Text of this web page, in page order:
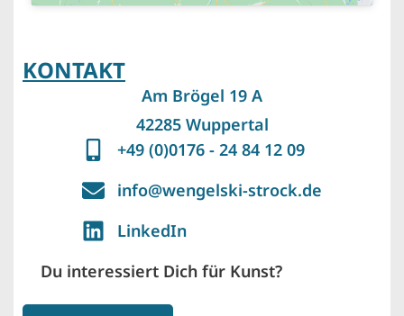
KONTAKT
Am Brögel 19 A
42285 Wuppertal
+49 (0)0176 - 24 84 12 09
info@wengelski-strock.de
LinkedIn
Du interessiert Dich für Kunst?